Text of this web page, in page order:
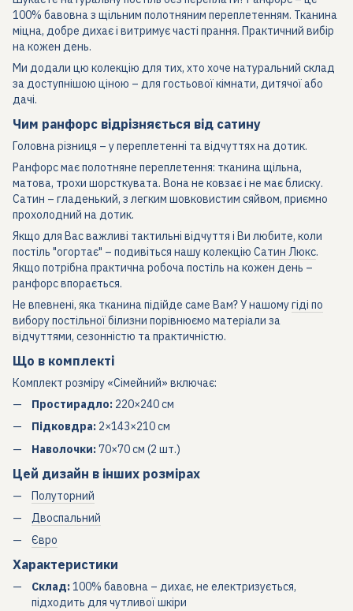
100% бавовна з щільним полотняним переплетенням. Тканина
міцна, добре дихає і витримує часті прання. Практичний вибір
на кожен день.
Ми додали цю колекцію для тих, хто хоче натуральний склад
за доступнішою ціною – для гостьової кімнати, дитячої або
дачі.
Чим ранфорс відрізняється від сатину
Головна різниця – у переплетенні та відчуттях на дотик.
Ранфорс має полотняне переплетення: тканина щільна,
матова, трохи шорсткувата. Вона не ковзає і не має блиску.
Сатин – гладенький, з легким шовковистим сяйвом, приємно
прохолодний на дотик.
Якщо для Вас важливі тактильні відчуття і Ви любите, коли
постіль "огортає" – подивіться нашу колекцію Сатин Люкс.
Якщо потрібна практична робоча постіль на кожен день –
ранфорс впорається.
Не впевнені, яка тканина підійде саме Вам? У нашомугіді по
вибору постільної білизни порівнюємо матеріали за
відчуттями, сезонністю та практичністю.
Що в комплекті
Комплект розміру «Сімейний» включає:
Простирадло: 220×240 см
Підковдра: 2×143×210 см
Наволочки:70×70 см (2 шт.)
Цей дизайн в інших розмірах
Полуторний
Двоспальний
Євро
Характеристики
Склад:100% бавовна – дихає, не електризується,
підходить для чутливої шкіри